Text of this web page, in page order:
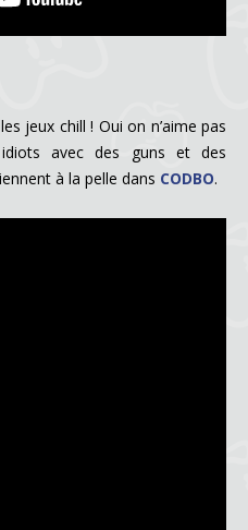
jeux chill ! Oui on n’aime pas
avec des guns et des
à la pelle dans CODBO.